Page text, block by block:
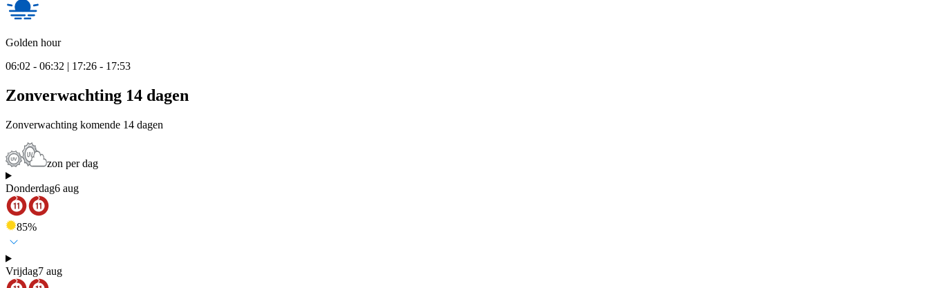
Golden hour
06:02 - 06:32 | 17:26 - 17:53
Zonverwachting 14 dagen
Zonverwachting komende 14 dagen
zon per dag
Donderdag6 aug
85%
Vrijdag7 aug